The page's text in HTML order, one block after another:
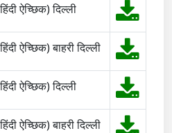
ऐच्छिक) दिल्ली
ऐच्छिक) बाहरी दिल्ली
ऐच्छिक) दिल्ली
ऐच्छिक) बाहरी दिल्ली